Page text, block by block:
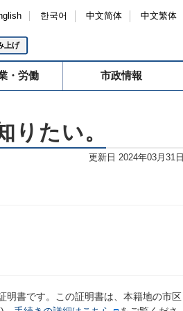
한국어 中文简体 中文繁体
上げ
・労働 市政情報
りたい。
更新日 2024年03月31日
明書です。この証明書は、本籍地の市区